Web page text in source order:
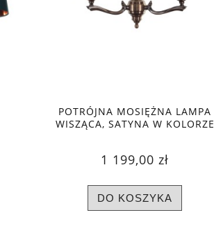
POTRÓJNA MOSIĘŻNA LAMPA
WISZĄCA, SATYNA W KOLORZE
1 199,00 zł
DO KOSZYKA